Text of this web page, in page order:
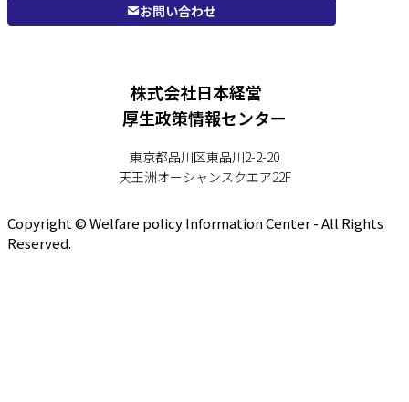
お問い合わせ
株式会社日本経営
厚生政策情報センター
東京都品川区東品川2-2-20
天王洲オーシャンスクエア22F
Copyright © Welfare policy Information Center - All Rights
Reserved.